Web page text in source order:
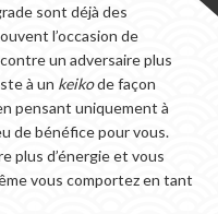
sont déjà des
l’occasion de
un adversaire plus
à un keikode façon
pensant uniquement à
de bénéfice pour vous.
plus d’énergie et vous
vous comportez en tant